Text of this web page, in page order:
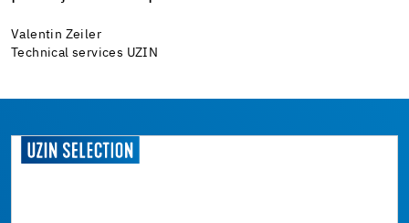
Valentin Zeiler
Technical services UZIN